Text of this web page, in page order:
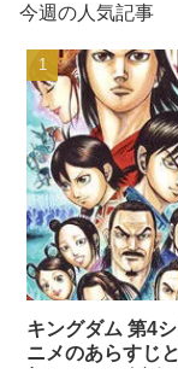
今週の人気記事
キングダム 第4
ニメのあらすじ